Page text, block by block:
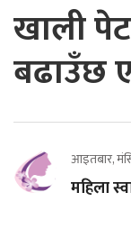
खाली
बढाउँछ
आइतबार,
महिला